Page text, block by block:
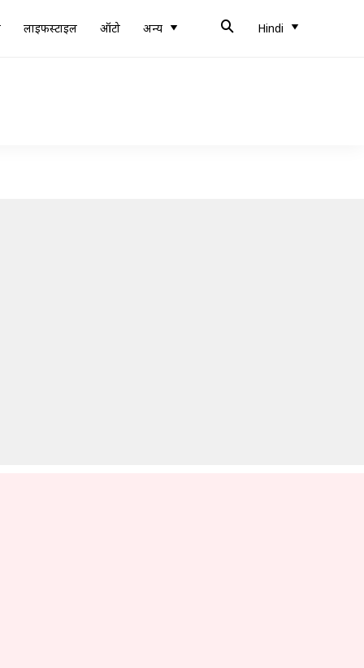
लाइफस्टाइल ऑटो अन्य Hindi